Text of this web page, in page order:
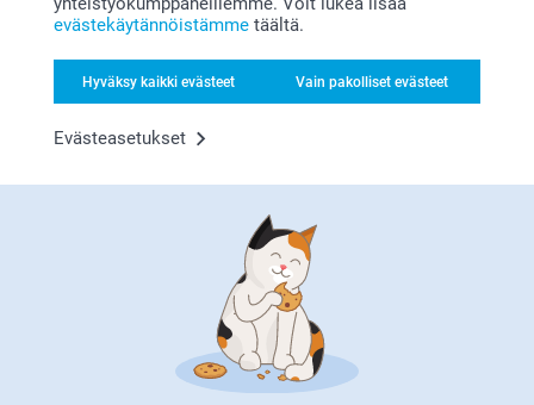
evästekäytännöistämme täältä.
Hyväksy kaikki evästeet Vain pakolliset evästeet
Evästeasetukset
Rekisteröidy
Tilaamalla uutiskirjeemme saat tietoa tuotteistamme ja
erikoistarjouksistamme, ja hyväksyt näin